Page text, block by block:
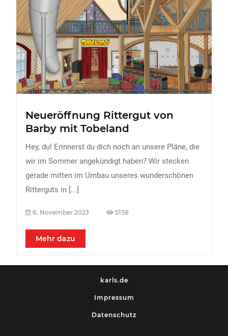
Neueröffnung Rittergut von
Barby mit Tobeland
Hey, du! Erinnerst du dich noch an unsere Pläne, die
wir im Sommer angekündigt haben? Wir stecken
gerade mitten im Umbau unseres wunderschönen
Ritterguts in [...]
6. November 2023 5138
Mehr dazu
karls.de
Impressum
Datenschutz